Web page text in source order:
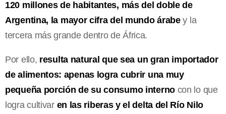
120 millones de habitantes, más del doble de
Argentina, la mayor cifra del mundo árabey la
tercera más grande dentro de África.
Por ello, resulta natural que sea un gran importador
de alimentos: apenas logra cubrir una muy
pequeña porción de su consumo internocon lo que
logra cultivar en las riberas y el delta del Río Nilo